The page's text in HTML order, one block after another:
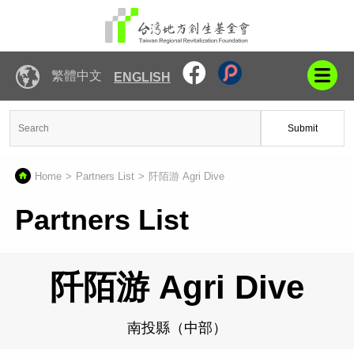
繁體中文 ENGLISH
Submit
Home Partners List 阡陌游 Agri Dive
Partners List
阡陌游 Agri Dive
南投縣（中部）